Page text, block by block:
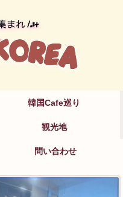
韓国Cafe巡り
観光地
問い合わせ